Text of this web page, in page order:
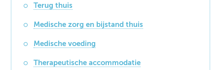
Terug thuis
Medische zorg en bijstand thuis
Medische voeding
Therapeutische accommodatie